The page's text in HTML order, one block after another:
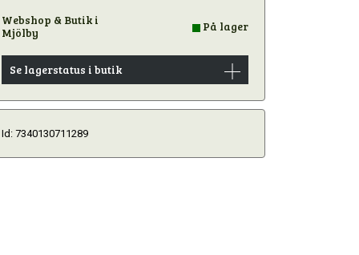
Webshop & Butik i
Mjölby
På lager
Se lagerstatus i butik
Id: 7340130711289